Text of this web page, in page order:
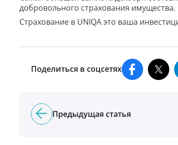
добровольного страхования имущества.
Страхование в UNIQA это ваша
Поделиться в соцсетях
Предыдущая статья